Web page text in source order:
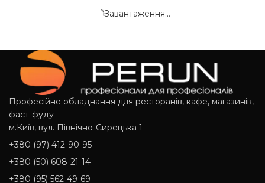
Завантаження...
Професійне обладнання для ресторанів, кафе, магазинів,
фаст-фуду
м.Київ, вул. Північно-Сирецька 1
+380 (97) 412-90-95
+380 (50) 608-21-14
+380 (95) 562-49-69